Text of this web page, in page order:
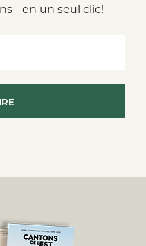
- en un seul clic!